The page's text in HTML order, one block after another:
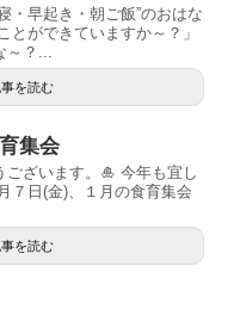
・早起き・朝ご飯”のおはな
とができていますか～？」
～？...
を読む
集会
ございます。🎍 今年も宜し
７日(金)、１月の食育集会
を読む